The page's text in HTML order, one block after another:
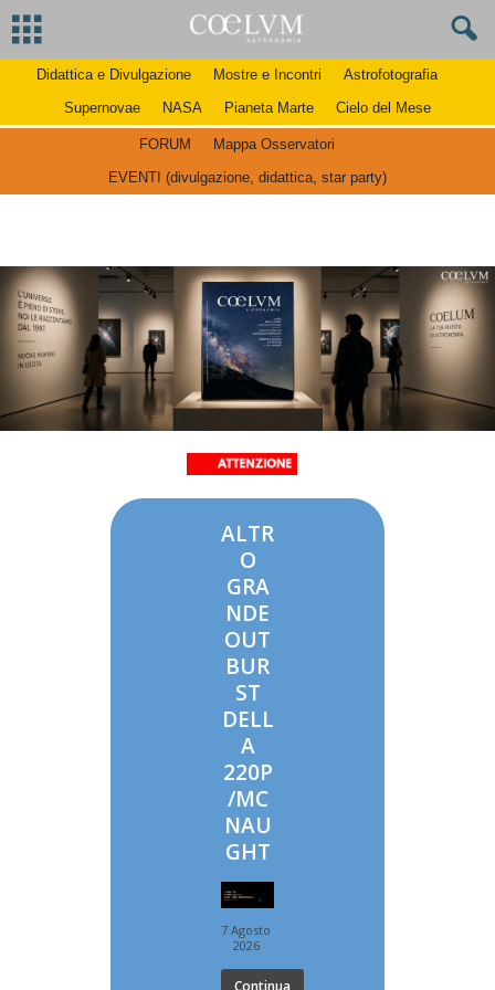
Didattica e Divulgazione Mostre e Incontri
Astrofotografia
Supernovae
NASA Pianeta Marte Cielo del Mese
FORUM
Mappa Osservatori
EVENTI (divulgazione, didattica, star party)
ALTR
O
GRA
NDE
OUT
BUR
ST
DELL
A
220P
/MC
NAU
GHT
7 Agosto
2026
Continua